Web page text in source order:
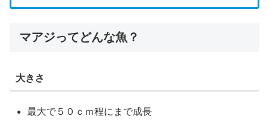
マアジってどんな魚？
大きさ
最大で５０ｃｍ程にまで成長